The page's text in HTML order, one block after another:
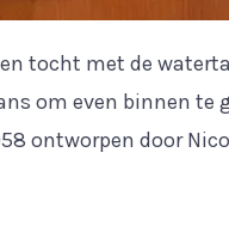
tocht met de
om even binnen te
ontworpen door